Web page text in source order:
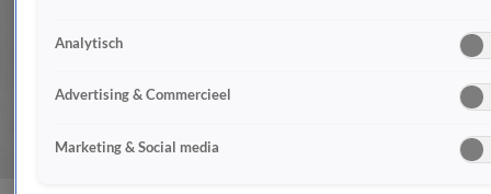
Analytisch
Advertising & Commercieel
Marketing & Social media